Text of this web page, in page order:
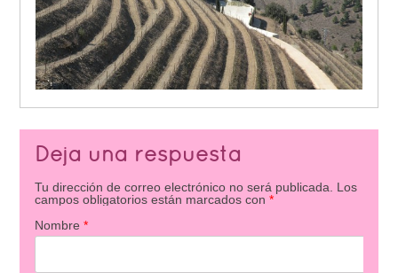
Deja una respuesta
Tu dirección de correo electrónico no será publicada.
Los
campos obligatorios están marcados con *
Nombre *